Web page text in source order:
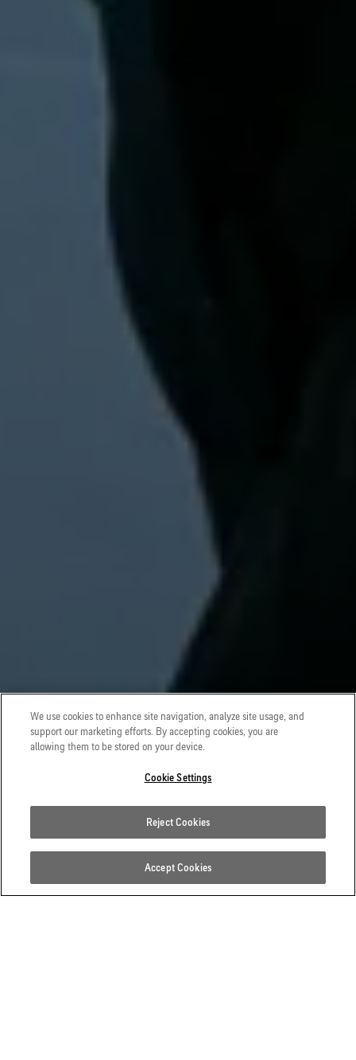
シュテファン・グロヴァッ
ツ
We use cookies to enhance site navigation, analyze site usage, and
support our marketing efforts. By accepting cookies, you are
allowing them to be stored on your device.
Cookie Settings
Reject Cookies
Accept Cookies